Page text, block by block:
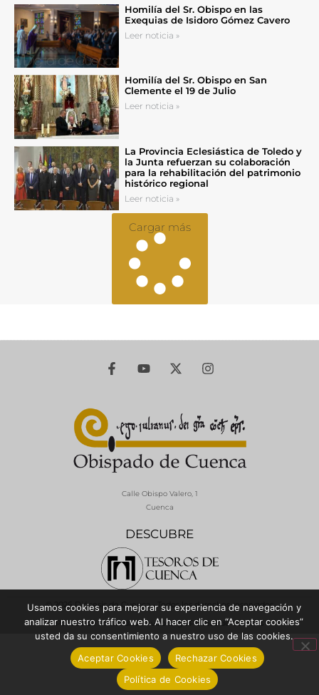
Homilía del Sr. Obispo en las
Exequias de Isidoro Gómez Cavero
Leer noticia »
Homilía del Sr. Obispo en San
Clemente el 19 de Julio
Leer noticia »
La Provincia Eclesiástica de Toledo y
la Junta refuerzan su colaboración
para la rehabilitación del patrimonio
histórico regional
Leer noticia »
Cargar más
DESCUBRE
Calle Obispo Valero, 1
Cuenca
© 2026 Diócesis de Cuenca - Todos los derechos reservados
Política de Privacidad / Aviso LegalPolítica de Cookies
Usamos cookies para mejorar su experiencia de navegación y
analizar nuestro tráfico web. Al hacer clic en “Aceptar cookies”
usted da su consentimiento a nuestro uso de las cookies.
Aceptar Cookies
Rechazar Cookies
Política de Cookies